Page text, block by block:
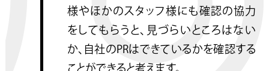
様やほかのスタッフ様にも確認の協力
をしてもらうと、見づらいところはない
か、自社のPRはできているかを確認する
ことができると考えます。